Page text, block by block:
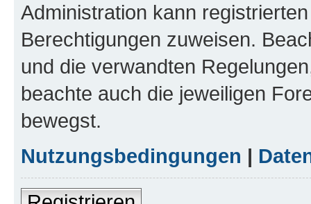
Administration kann
Berechtigungen zuweisen.
und die verwandten
beachte auch die jeweiligen
bewegst.
Nutzungsbedingungen |